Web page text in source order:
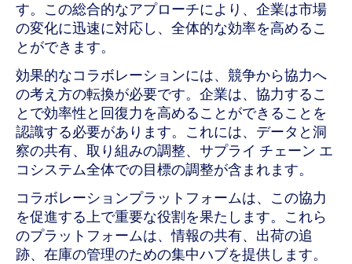
す。この総合的なアプローチにより、企業は市場
の変化に迅速に対応し、全体的な効率を高めるこ
とができます。
効果的なコラボレーションには、競争から協力へ
の考え方の転換が必要です。企業は、協力するこ
とで効率性と回復力を高めることができることを
認識する必要があります。これには、データと洞
察の共有、取り組みの調整、サプライ チェーン エ
コシステム全体での目標の調整が含まれます。
コラボレーションプラットフォームは、この協力
を促進する上で重要な役割を果たします。これら
のプラットフォームは、情報の共有、出荷の追
跡、在庫の管理のための集中ハブを提供します。